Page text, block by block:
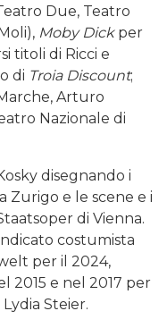
Due, Teatro
Moby Dickper
titoli di Ricci e
di Troia Discount;
Arturo
Nazionale di
disegnando i
a Zurigo e le scene e i
di Vienna.
costumista
per il 2024,
2015 e nel 2017 per
Steier.